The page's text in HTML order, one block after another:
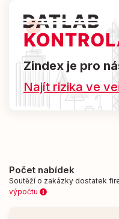
Zindex je pro
Najít rizika ve
Počet nabídek
Soutěží o zakázky dostatek
výpočtu